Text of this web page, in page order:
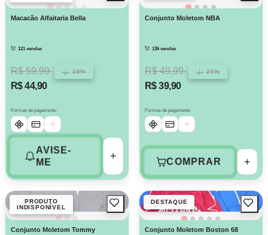
Macacão Alfaitaria Bella
121 vendas
R$ 59,99 25%
R$ 44,90
Formas de pagamento
AVISE-
ME
+
Conjunto Moletom NBA
136 vendas
R$ 49,99 20%
R$ 39,90
Formas de pagamento
COMPRAR +
PRODUTO
INDISPONÍVEL
Conjunto Moletom Tommy
DESTAQUE
Conjunto Moletom Boston 68